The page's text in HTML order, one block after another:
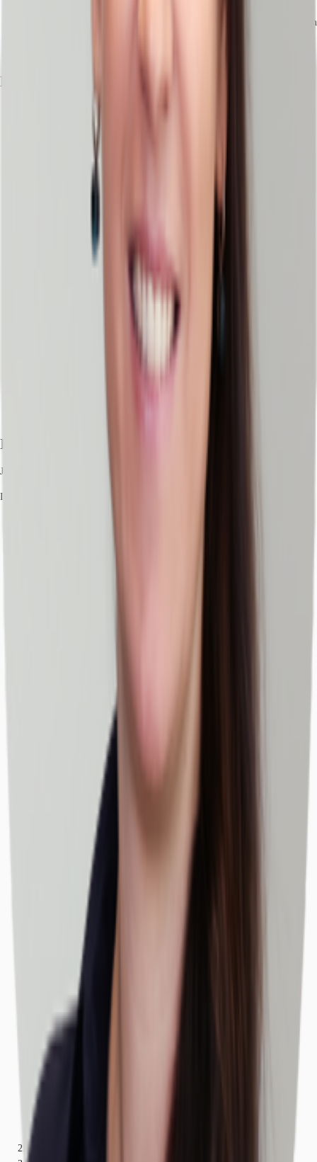
Bus, Bushaltestelle Großweidenmühlstraße Buslinien 34, Gehzeit: 1 min
Exposé herunterladen
Ihr Kontakt
Julia Schreiter
Ihr Kontakt